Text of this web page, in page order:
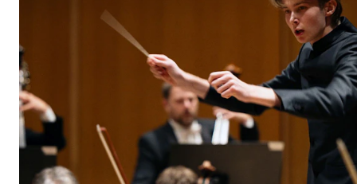
Søknad og opptak
Biblioteket
Fagmiljøer
Salane våre
Studentutvalet SUT (student.nmh.no)